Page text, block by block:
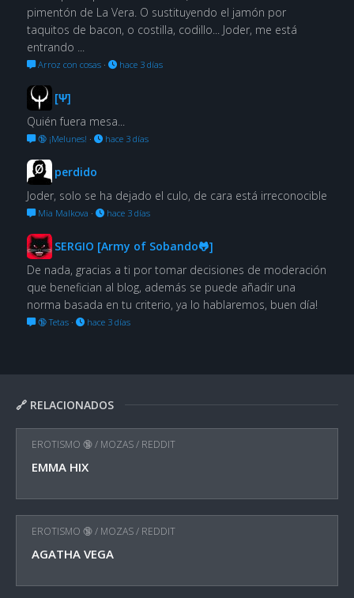
🔗 RELACIONADOS
EROTISMO 🔞/ MOZAS/ REDDIT
EMMA HIX
EROTISMO 🔞/ MOZAS/ REDDIT
AGATHA VEGA
pimentón de La Vera. O sustituyendo el jamón por
taquitos de bacon, o costilla, codillo... Joder, me está
entrando ...
Arroz con cosas· hace 3 días
[Ψ]
Quién fuera mesa...
🔞 ¡Melunes! · hace 3 días
perdido
Joder, solo se ha dejado el culo, de cara está irreconocible
Mia Malkova · hace 3 días
SERGIO [Army of Sobando🐸]
De nada, gracias a ti por tomar decisiones de moderación
que benefician al blog, además se puede añadir una
norma basada en tu criterio, ya lo hablaremos, buen día!
🔞 Tetas· hace 3 días